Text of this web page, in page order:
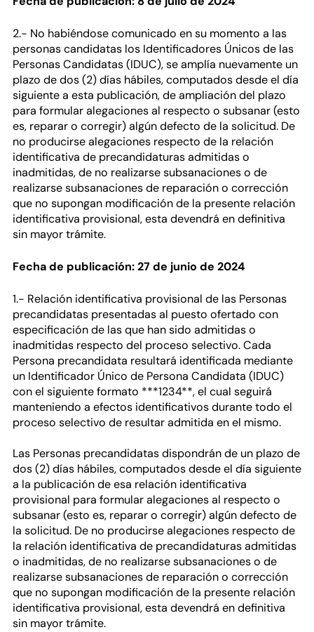
2.- No habiéndose comunicado en su momento a las
personas candidatas los Identificadores Únicos de las
Personas Candidatas (IDUC), se amplía nuevamente un
plazo de dos (2) días hábiles, computados desde el día
siguiente a esta publicación, de ampliación del plazo
para formular alegaciones al respecto o subsanar (esto
es, reparar o corregir) algún defecto de la solicitud. De
no producirse alegaciones respecto de la relación
identificativa de precandidaturas admitidas o
inadmitidas, de no realizarse subsanaciones o de
realizarse subsanaciones de reparación o corrección
que no supongan modificación de la presente relación
identificativa provisional, esta devendrá en definitiva
sin mayor trámite.
Fecha de publicación: 27 de junio de 2024
1.- Relación identificativa provisional de las Personas
precandidatas presentadas al puesto ofertado con
especificación de las que han sido admitidas o
inadmitidas respecto del proceso selectivo. Cada
Persona precandidata resultará identificada mediante
un Identificador Único de Persona Candidata (IDUC)
con el siguiente formato ***1234**, el cual seguirá
manteniendo a efectos identificativos durante todo el
proceso selectivo de resultar admitida en el mismo.
Las Personas precandidatas dispondrán de un plazo de
dos (2) días hábiles, computados desde el día siguiente
a la publicación de esa relación identificativa
provisional para formular alegaciones al respecto o
subsanar (esto es, reparar o corregir) algún defecto de
la solicitud. De no producirse alegaciones respecto de
la relación identificativa de precandidaturas admitidas
o inadmitidas, de no realizarse subsanaciones o de
realizarse subsanaciones de reparación o corrección
que no supongan modificación de la presente relación
identificativa provisional, esta devendrá en definitiva
sin mayor trámite.